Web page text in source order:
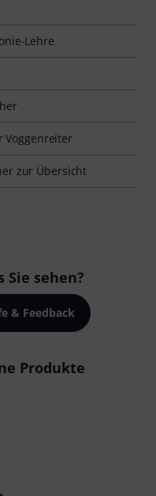
Lehre
Voggenreiter
zur Übersicht
Sie sehen?
& Feedback
Produkte